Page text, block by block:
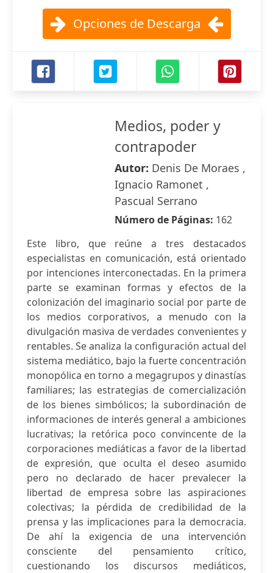
Opciones de Descarga
Medios, poder y
contrapoder
Autor: Denis De Moraes ,
Ignacio Ramonet ,
Pascual Serrano
Número de Páginas: 162
Este libro, que reúne a tres destacados
especialistas en comunicación, está orientado
por intenciones interconectadas. En la primera
parte se examinan formas y efectos de la
colonización del imaginario social por parte de
los medios corporativos, a menudo con la
divulgación masiva de verdades convenientes y
rentables. Se analiza la configuración actual del
sistema mediático, bajo la fuerte concentración
monopólica en torno a megagrupos y dinastías
familiares; las estrategias de comercialización
de los bienes simbólicos; la subordinación de
informaciones de interés general a ambiciones
lucrativas; la retórica poco convincente de la
corporaciones mediáticas a favor de la libertad
de expresión, que oculta el deseo asumido
pero no declarado de hacer prevalecer la
libertad de empresa sobre las aspiraciones
colectivas; la pérdida de credibilidad de la
prensa y las implicaciones para la democracia.
De ahí la exigencia de una intervención
consciente del pensamiento crítico,
cuestionando los discursos mediáticos,